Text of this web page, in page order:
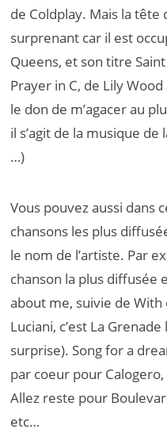
de Coldplay. Mais la tête
surprenant car il est
Queens, et son titre
Prayer in C, de Lily
le don de m’agacer au
il s’agit de la musique
…)
Vous pouvez aussi dans
chansons les plus
le nom de l’artiste. Par
chanson la plus diffusée
about me, suivie de
Luciani, c’est La
surprise). Song for a
par coeur pour
Allez reste pour
etc…